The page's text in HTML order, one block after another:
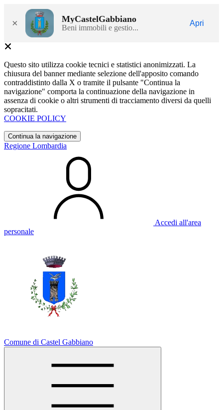
× MyCastelGabbiano
Beni immobili e gestio...
Apri
Questo sito utilizza cookie tecnici e statistici anonimizzati. La
chiusura del banner mediante selezione dell'apposito comando
contraddistinto dalla X o tramite il pulsante "Continua la
navigazione" comporta la continuazione della navigazione in
assenza di cookie o altri strumenti di tracciamento diversi da quelli
sopracitati.
COOKIE POLICY
Continua la navigazione
Regione Lombardia
Accedi all'area
personale
Comune di Castel Gabbiano